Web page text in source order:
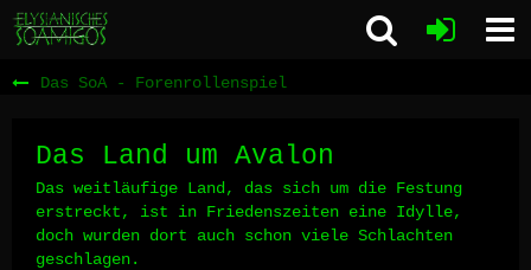
Das SoA - Forenrollenspiel
Das Land um Avalon
Das weitläufige Land, das sich um die Festung
erstreckt, ist in Friedenszeiten eine Idylle,
doch wurden dort auch schon viele Schlachten
geschlagen.